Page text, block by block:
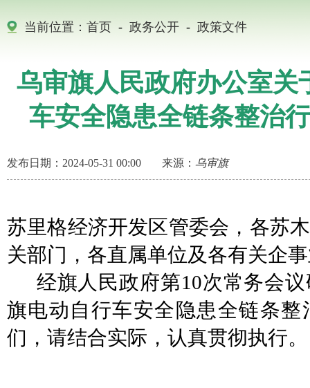
当前位置： 首页 - 政务公开 - 政策文件
乌审旗人民政府办公室关
车安全隐患全链条整治
发布日期：2024-05-31 00:00 来源： 乌审旗
苏里格经济开发区管委会，各苏
关部门 ， 各直属单位及各有关企
经旗人民政府第10次常务会
旗电动自行车安全隐患全链条
们，请结合实际，认真贯彻执行。